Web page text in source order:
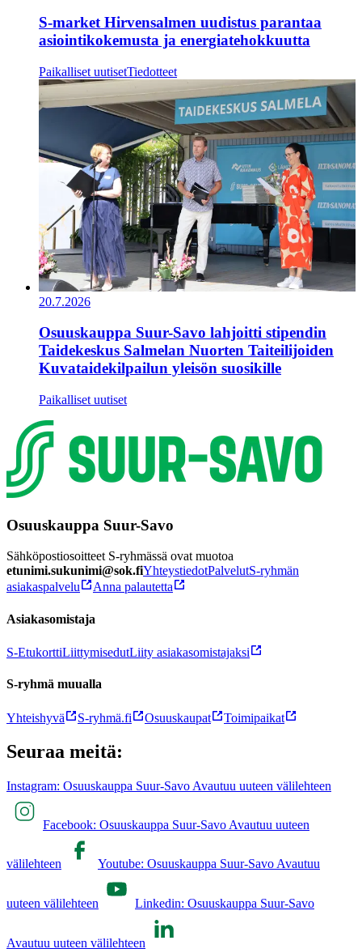
S-market Hirvensalmen uudistus parantaa
asiointikokemusta ja energiatehokkuutta
Paikalliset uutisetTiedotteet
20.7.2026
Osuuskauppa Suur-Savo lahjoitti stipendin
Taidekeskus Salmelan Nuorten Taiteilijoiden
Kuvataidekilpailun yleisön suosikille
Paikalliset uutiset
Osuuskauppa Suur-Savo
Sähköpostiosoitteet S-ryhmässä ovat muotoa
etunimi.sukunimi@sok.fiYhteystiedotPalvelutS-ryhmän
asiakaspalvelu
Anna palautetta
Asiakasomistaja
S-EtukorttiLiittymisedutLiity asiakasomistajaksi
S-ryhmä muualla
Yhteishyvä S-ryhmä.fi Osuuskaupat Toimipaikat
Seuraa meitä:
Instagram: Osuuskauppa Suur-Savo Avautuu uuteen välilehteen
Facebook: Osuuskauppa Suur-Savo Avautuu uuteen
välilehteen Youtube: Osuuskauppa Suur-Savo Avautuu
uuteen välilehteen Linkedin: Osuuskauppa Suur-Savo
Avautuu uuteen välilehteen